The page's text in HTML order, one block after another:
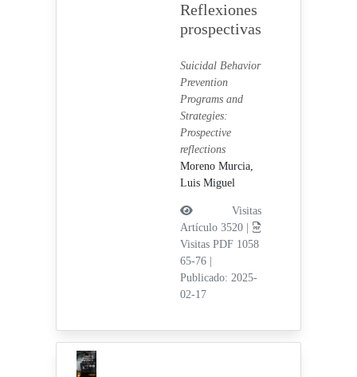
Reflexiones
prospectivas
Suicidal Behavior
Prevention
Programs and
Strategies:
Prospective
reflections
Moreno Murcia,
Luis Miguel
Visitas
Artículo 3520 |
Visitas PDF 1058
65-76
Publicado: 2025-
02-17